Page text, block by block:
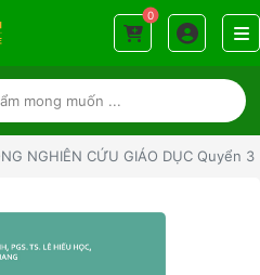
0
NGHIÊN CỨU GIÁO DỤC Quyển 3